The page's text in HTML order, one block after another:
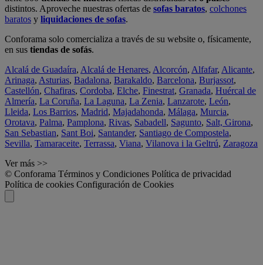
distintos. Aproveche nuestras ofertas de sofas baratos, colchones
baratos y liquidaciones de sofas.
Conforama solo comercializa a través de su website o, físicamente,
en sus tiendas de sofás.
Alcalá de Guadaíra, Alcalá de Henares, Alcorcón, Alfafar, Alicante,
Arinaga, Asturias, Badalona, Barakaldo, Barcelona, Burjassot,
Castellón, Chafiras, Cordoba, Elche, Finestrat, Granada, Huércal de
Almería, La Coruña, La Laguna, La Zenia, Lanzarote, León,
Lleida, Los Barrios, Madrid, Majadahonda, Málaga, Murcia,
Orotava, Palma, Pamplona, Rivas, Sabadell, Sagunto, Salt, Girona,
San Sebastian, Sant Boi, Santander, Santiago de Compostela,
Sevilla, Tamaraceite, Terrassa, Viana, Vilanova i la Geltrú, Zaragoza
Ver más >>
© Conforama Términos y Condiciones Política de privacidad
Política de cookies Configuración de Cookies